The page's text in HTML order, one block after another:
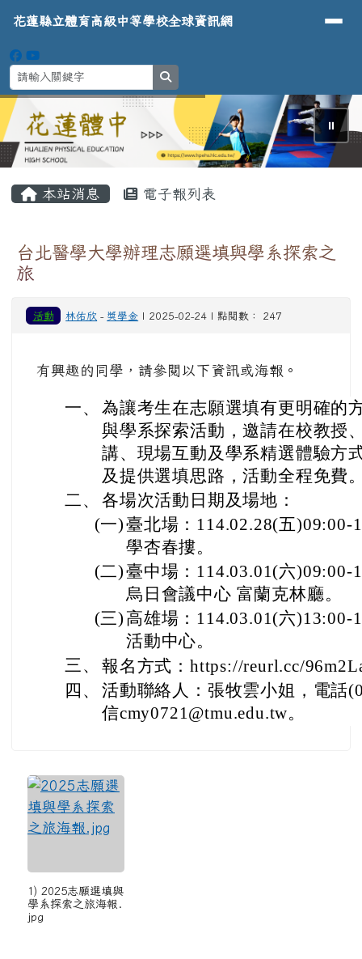
花蓮縣立體育高級中等學校全球資
導覽列
花蓮縣立體育高級中等學校全球資訊網
⏸
本站消息 電子報列表
台北醫學大學辦理志願選填與學系探索之
旅
活動 林佑欣 - 獎學金 | 2025-02-24 | 點閱數： 247
有興趣的同學，請參閱以下資訊或海報。
一、 為讓考生在志願選填有更明確的
與學系探索活動，邀請在校教授
講、現場互動及學系精選體驗方
及提供選填思路，活動全程免費
二、 各場次活動日期及場地：
(一)臺北場：114.02.28(五)09:00-
學杏春摟。
(二)臺中場：114.03.01(六)09:00-
烏日會議中心 富蘭克林廳。
(三) 高雄場：114.03.01(六)13:00-
活動中心。
三、 報名方式：https://reurl.cc/
四、 活動聯絡人：張牧雲小姐，電話
信cmy0721@tmu.edu.tw。
1) 2025志願選填與
學系探索之旅海報.
jpg